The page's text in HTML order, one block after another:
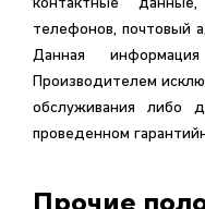
контактные
телефонов, почтовый
Данная
Производителем
обслуживания либо
проведенном
Прочие